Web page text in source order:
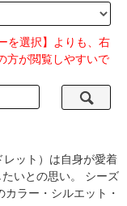
を選択】よりも、右
方が閲覧しやすいで
ット）は自身が愛着
いとの思い。 シーズ
ラー・シルエット・